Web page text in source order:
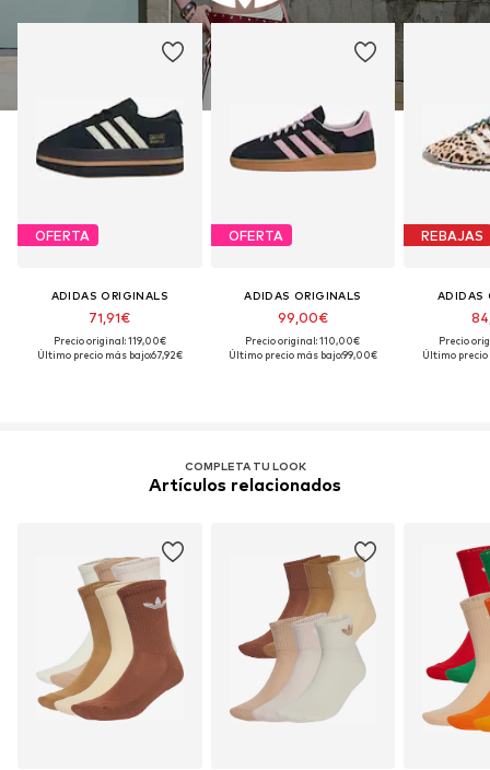
OFERTA
ADIDAS ORIGINALS
71,91€
Precio original: 119,00€
Último precio más bajo:67,92€
OFERTA
ADIDAS ORIGINALS
99,00€
Precio original: 110,00€
Último precio más bajo:99,00€
REBAJAS
ADIDAS
Precio
Último precio
COMPLETA TU LOOK
Artículos relacionados